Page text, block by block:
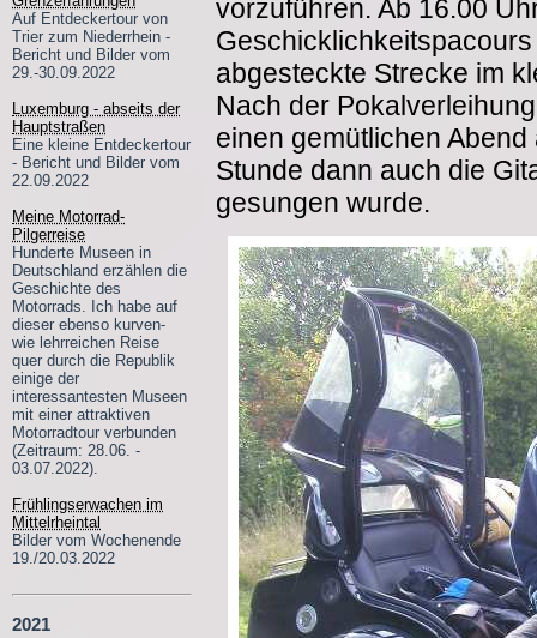
Auf Entdeckertour von
Trier zum Niederrhein -
Bericht und Bilder vom
29.-30.09.2022
Luxemburg - abseits der
Hauptstraßen
Eine kleine Entdeckertour
- Bericht und Bilder vom
22.09.2022
Meine Motorrad-
Pilgerreise
Hunderte Museen in
Deutschland erzählen die
Geschichte des
Motorrads. Ich habe auf
dieser ebenso kurven-
wie lehrreichen Reise
quer durch die Republik
einige der
interessantesten Museen
mit einer attraktiven
Motorradtour verbunden
(Zeitraum: 28.06. -
03.07.2022).
Frühlingserwachen im
Mittelrheintal
Bilder vom Wochenende
19./20.03.2022
2021
vorzuführen. Ab 16.00
abgesteckte Strecke im
Nach der
einen gemütlichen
Stunde dann auch die
gesungen wurde.